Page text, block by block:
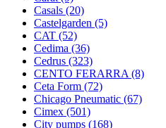
Casals (20)
Castelgarden (5)
CAT (52)
Cedima (36)
Cedrus (323)
CENTO FERARRA (8)
Ceta Form (72)
Chicago Pneumatic (67)
Cimex (501)
City pumps (168)